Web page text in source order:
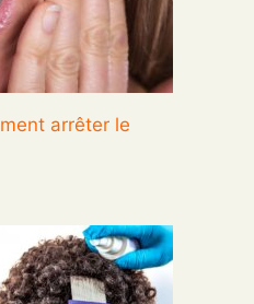
arrêter le